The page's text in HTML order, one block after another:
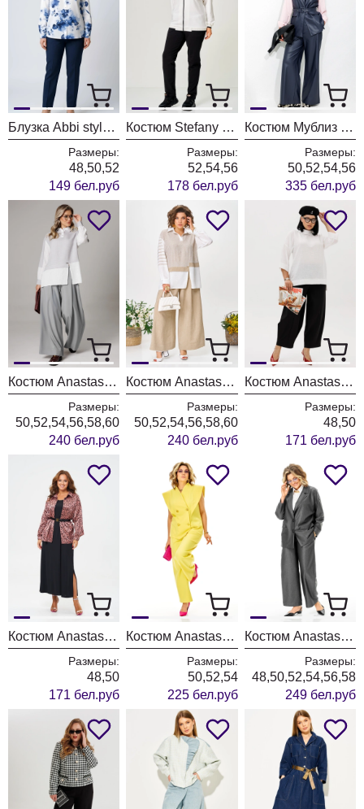
Блузка Abbi style 4075 синяя акварель
Размеры:
48,50,52
149 бел.руб
Костюм Stefany 2066-2 бело-черный
Размеры:
52,54,56
178 бел.руб
Костюм Мублиз 335 синий
Размеры:
50,52,54,56
335 бел.руб
Костюм Anastasia 1242-1 французский серый
Размеры:
50,52,54,56,58,60
240 бел.руб
Костюм Anastasia 1242-1 молочно-бежевый
Размеры:
50,52,54,56,58,60
240 бел.руб
Костюм Anastasia 1300 черный+молочный
Размеры:
48,50
171 бел.руб
Костюм Anastasia 1400 черный+розовое золото
Размеры:
48,50
171 бел.руб
Костюм Anastasia 1399 лимонный
Размеры:
50,52,54
225 бел.руб
Костюм Anastasia 1397 графит
Размеры:
48,50,52,54,56,58
249 бел.руб